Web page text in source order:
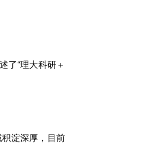
了“理大科研＋
淀深厚，目前